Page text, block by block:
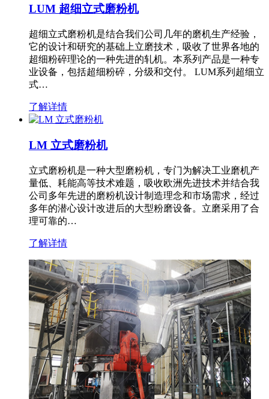
LUM 超细立式磨粉机
超细立式磨粉机是结合我们公司几年的磨机生产经验，
它的设计和研究的基础上立磨技术，吸收了世界各地的
超细粉碎理论的一种先进的轧机。本系列产品是一种专
业设备，包括超细粉碎，分级和交付。 LUM系列超细立
式…
了解详情
LM 立式磨粉机
立式磨粉机是一种大型磨粉机，专门为解决工业磨机产
量低、耗能高等技术难题，吸收欧洲先进技术并结合我
公司多年先进的磨粉机设计制造理念和市场需求，经过
多年的潜心设计改进后的大型粉磨设备。立磨采用了合
理可靠的…
了解详情